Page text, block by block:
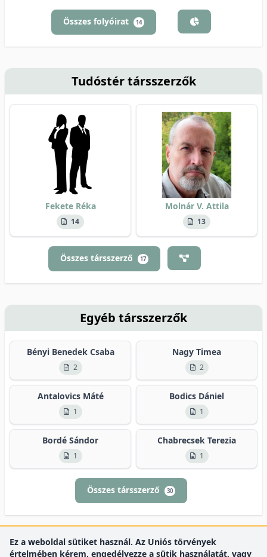
Összes folyóirat 14
Tudóstér társszerzők
Fekete Réka
14
Molnár V. Attila
13
Összes társszerző 17
Egyéb társszerzők
Bényi Benedek Csaba
2
Nagy Timea
2
Antalovics Máté
1
Bodics Dániel
1
Bordé Sándor
1
Chabrecsek Terezia
1
Összes társszerző 30
Ez a weboldal sütiket használ. Az Uniós törvények
értelmében kérem, engedélyezze a sütik használatát, vagy